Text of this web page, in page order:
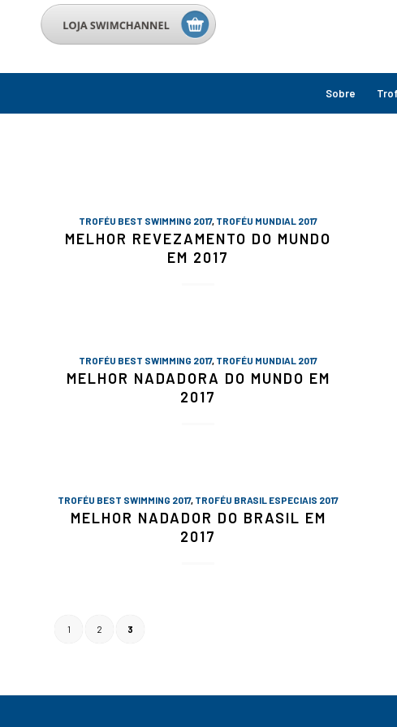
Sobre
TROFÉU BEST SWIMMING 2017, TROFÉU MUNDIAL 2017
MELHOR REVEZAMENTO DO MUNDO
EM 2017
TROFÉU BEST SWIMMING 2017, TROFÉU MUNDIAL 2017
MELHOR NADADORA DO MUNDO EM
2017
TROFÉU BEST SWIMMING 2017, TROFÉU BRASIL ESPECIAIS 2017
MELHOR NADADOR DO BRASIL EM
2017
1 2 3